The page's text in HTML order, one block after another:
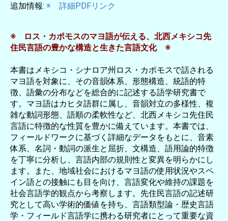
追加情報: ※ 詳細PDFリンク
※ ロス・カポモスのマヨ語が伝える、北西メキシコ先
住民言語の豊かな構造と生きた言語文化 ※
本書はメキシコ・シナロア州ロス・カポモスで話される
マヨ語を対象に、その音韻体系、形態構造、統語的特
徴、語彙の分布などを総合的に記述する語学研究書で
す。マヨ語はカヒタ語群に属し、音韻対立の多様性、複
雑な動詞形態、語順の柔軟性など、北西メキシコ先住民
言語に特徴的な性質を豊かに備えています。本書では、
フィールドワークに基づく詳細なデータをもとに、音素
体系、名詞・動詞の派生と屈折、文構造、語用論的特徴
を丁寧に分析し、言語内部の規則性と変異を明らかにし
ます。また、地域社会におけるマヨ語の使用状況やスペ
イン語との接触にも目を向け、言語変化や維持の課題を
社会言語学的観点から考察します。先住民言語の記述研
究として高い学術的価値を持ち、言語類型論・歴史言語
学・フィールド言語学に携わる研究者にとって重要な資